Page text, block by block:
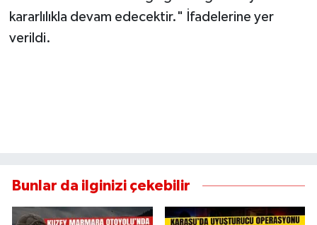
kararlılıkla devam edecektir." İfadelerine yer
verildi.
Bunlar da ilginizi çekebilir